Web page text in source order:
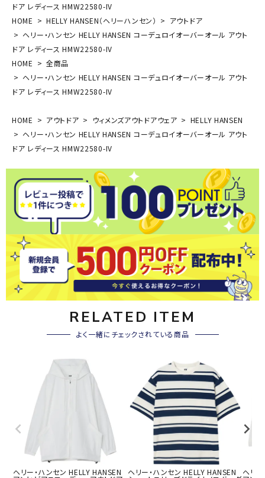
ドア レディース HMW22580-IV
HOME
HELLY HANSEN（ヘリーハンセン）
アウトドア
ヘリー・ハンセン HELLY HANSEN コーデュロイオーバーオール アウト
ドア レディース HMW22580-IV
HOME
全商品
ヘリー・ハンセン HELLY HANSEN コーデュロイオーバーオール アウト
ドア レディース HMW22580-IV
HOME アウトドア ウィメンズアウトドアウェア
HELLY HANSEN
ヘリー・ハンセン HELLY HANSEN コーデュロイオーバーオール アウト
ドア レディース HMW22580-IV
RELATED ITEM
よく一緒にチェックされている商品
ヘリー・ハンセン HELLY HANSEN ヘリー・ハンセン HELLY HANSEN ヘリ